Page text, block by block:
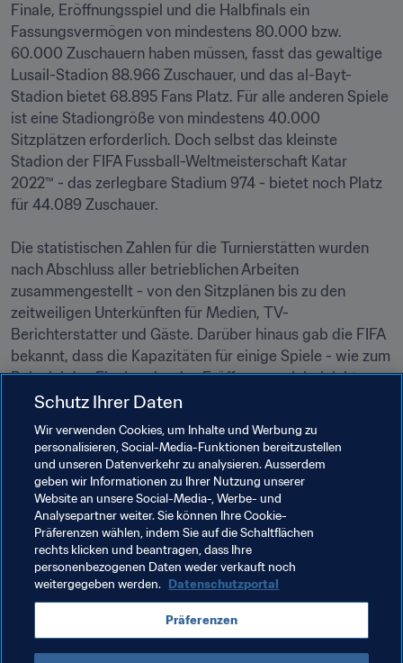
Finale, Eröffnungsspiel und die Halbfinals ein
Fassungsvermögen von mindestens 80.000 bzw.
60.000 Zuschauern haben müssen, fasst das gewaltige
Lusail-Stadion 88.966 Zuschauer, und das al-Bayt-
Stadion bietet 68.895 Fans Platz. Für alle anderen Spiele
ist eine Stadiongröße von mindestens 40.000
Sitzplätzen erforderlich. Doch selbst das kleinste
Stadion der FIFA Fussball-Weltmeisterschaft Katar
2022™ - das zerlegbare Stadium 974 - bietet noch Platz
für 44.089 Zuschauer.
Die statistischen Zahlen für die Turnierstätten wurden
nach Abschluss aller betrieblichen Arbeiten
zusammengestellt - von den Sitzplänen bis zu den
zeitweiligen Unterkünften für Medien, TV-
Berichterstatter und Gäste. Darüber hinaus gab die FIFA
bekannt, dass die Kapazitäten für einige Spiele - wie zum
Beispiel das Finale oder das Eröffnungsspiel - leicht
schwanken könnten und dass die Zahlen für den
späteren Betrieb unterschiedlich ausfallen würden und
vom Gastgeberland zur Verfügung gestellt werden
sollen.
Verwandte Themen
Organisation
FIFA Fussball-Weltmeisterschaft Katar 2022™
Schutz Ihrer Daten
Wir verwenden Cookies, um Inhalte und Werbung zu
personalisieren, Social-Media-Funktionen bereitzustellen
und unseren Datenverkehr zu analysieren. Ausserdem
geben wir Informationen zu Ihrer Nutzung unserer
Website an unsere Social-Media-, Werbe- und
Analysepartner weiter. Sie können Ihre Cookie-
Präferenzen wählen, indem Sie auf die Schaltflächen
rechts klicken und beantragen, dass Ihre
personenbezogenen Daten weder verkauft noch
weitergegeben werden. Datenschutzportal
Präferenzen